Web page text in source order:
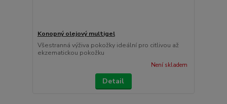
Konopný olejový multigel
Všestranná výživa pokožky ideální pro citlivou až
ekzematickou pokožku
Není skladem
Detail